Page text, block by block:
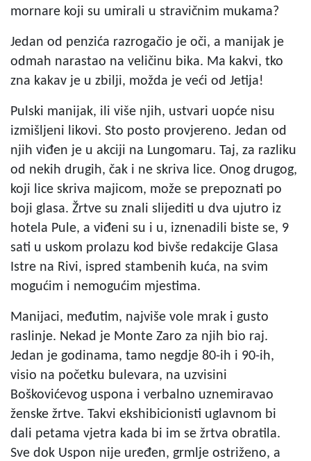
mornare koji su umirali u stravičnim mukama?
Jedan od penzića razrogačio je oči, a manijak je
odmah narastao na veličinu bika. Ma kakvi, tko
zna kakav je u zbilji, možda je veći od Jetija!
Pulski manijak, ili više njih, ustvari uopće nisu
izmišljeni likovi. Sto posto provjereno. Jedan od
njih viđen je u akciji na Lungomaru. Taj, za razliku
od nekih drugih, čak i ne skriva lice. Onog drugog,
koji lice skriva majicom, može se prepoznati po
boji glasa. Žrtve su znali slijediti u dva ujutro iz
hotela Pule, a viđeni su i u, iznenadili biste se, 9
sati u uskom prolazu kod bivše redakcije Glasa
Istre na Rivi, ispred stambenih kuća, na svim
mogućim i nemogućim mjestima.
Manijaci, međutim, najviše vole mrak i gusto
raslinje. Nekad je Monte Zaro za njih bio raj.
Jedan je godinama, tamo negdje 80-ih i 90-ih,
visio na početku bulevara, na uzvisini
Boškovićevog uspona i verbalno uznemiravao
ženske žrtve. Takvi ekshibicionisti uglavnom bi
dali petama vjetra kada bi im se žrtva obratila.
Sve dok Uspon nije uređen, grmlje ostriženo, a